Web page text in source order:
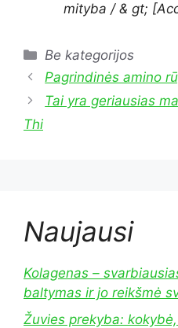
mityba / & gt;
Kategorijos
Be kategorijos
Pagrindinės amino
Tai yra geriausias
Thi
Naujausi
Kolagenas –
baltymas ir jo reikšmė
Žuvies prekyba: